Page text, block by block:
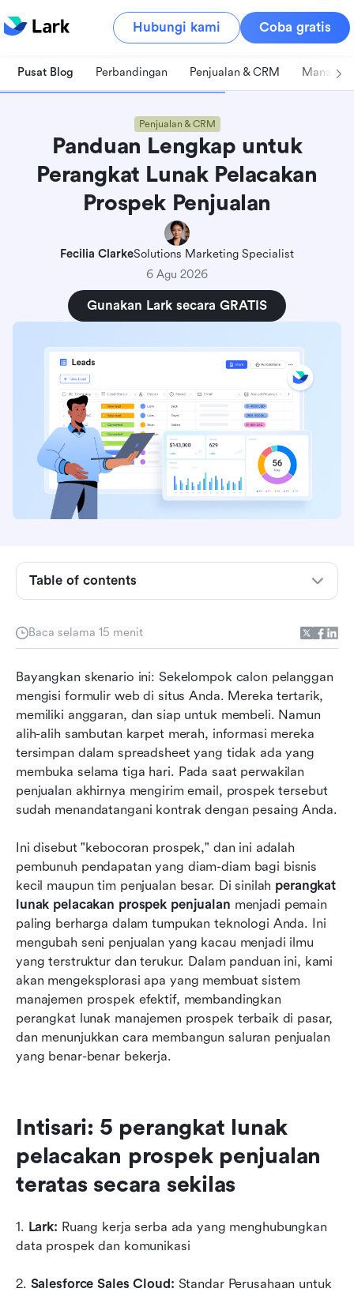
Hubungi kami Coba gratis
Pusat Blog Perbandingan Penjualan & CRM
Penjualan & CRM
Panduan Lengkap untuk
Perangkat Lunak Pelacakan
Prospek Penjualan
Fecilia ClarkeSolutions Marketing Specialist
6 Agu 2026
Gunakan Lark secara GRATIS
Baca selama 15 menit
Bayangkan skenario ini: Sekelompok calon pelanggan
mengisi formulir web di situs Anda. Mereka tertarik,
memiliki anggaran, dan siap untuk membeli. Namun
alih-alih sambutan karpet merah, informasi mereka
tersimpan dalam spreadsheet yang tidak ada yang
membuka selama tiga hari. Pada saat perwakilan
penjualan akhirnya mengirim email, prospek tersebut
sudah menandatangani kontrak dengan pesaing Anda.
Ini disebut "kebocoran prospek," dan ini adalah
pembunuh pendapatan yang diam-diam bagi bisnis
kecil maupun tim penjualan besar. Di sinilah perangkat
lunak pelacakan prospek penjualan menjadi pemain
paling berharga dalam tumpukan teknologi Anda. Ini
mengubah seni penjualan yang kacau menjadi ilmu
yang terstruktur dan terukur. Dalam panduan ini, kami
akan mengeksplorasi apa yang membuat sistem
manajemen prospek efektif, membandingkan
perangkat lunak manajemen prospek terbaik di pasar,
dan menunjukkan cara membangun saluran penjualan
yang benar-benar bekerja.
Intisari: 5 perangkat lunak
pelacakan prospek penjualan
teratas secara sekilas
1. Lark: Ruang kerja serba ada yang menghubungkan
data prospek dan komunikasi
2. Salesforce Sales Cloud: Standar Perusahaan untuk
Table of contents
Intisari: 5 perangkat lunak pelacakan prospek
penjualan teratas secara sekilas
penjualan dan mengapa hal itu penting?
Fitur utama yang perlu diperhatikan dalam alat
Tantangan tersembunyi: Mengapa sistem
8 perangkat lunak pelacakan prospek penjualan
teratas untuk tim yang sedang berkembang
Praktik terbaik untuk menjaga pipeline penjualan
yang sehat
Kesimpulan
Bacaan terkait